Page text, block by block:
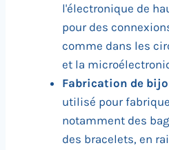
l'électronique de
pour des
comme dans les
et la
Fabrication de
utilisé pour
notamment des
des bracelets, en